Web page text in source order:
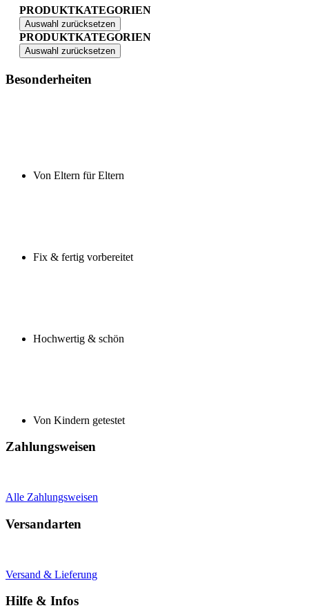
PRODUKTKATEGORIEN
Auswahl zurücksetzen
PRODUKTKATEGORIEN
Auswahl zurücksetzen
Besonderheiten
Von Eltern für Eltern
Fix & fertig vorbereitet
Hochwertig & schön
Von Kindern getestet
Zahlungsweisen
Alle Zahlungsweisen
Versandarten
Versand & Lieferung
Hilfe & Infos